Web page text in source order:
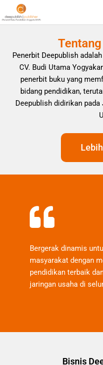
Penerbit Deepublish
CV. Budi Utama
penerbit buku yang
bidang pendidikan,
Deepublish didirikan pada
Bergerak dinamis
masyarakat dengan
pendidikan terbaik
jaringan usaha di
Bisnis